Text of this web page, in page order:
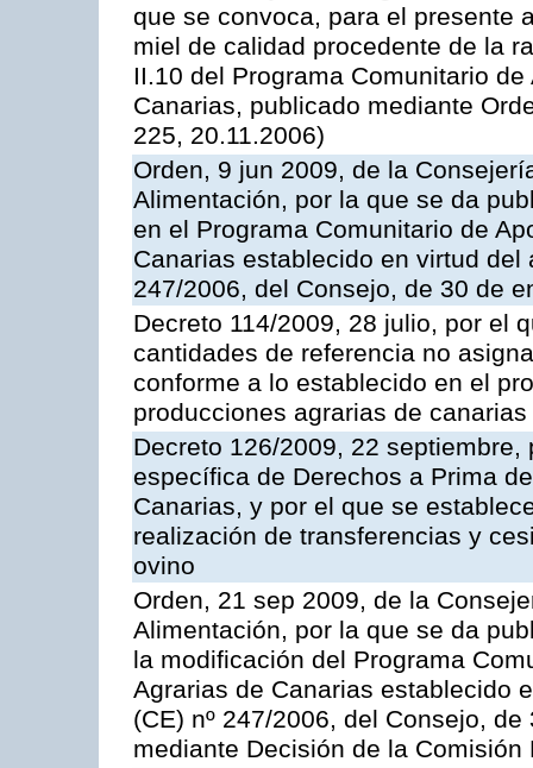
que se convoca, para el presente
miel de calidad procedente de la
II.10 del Programa Comunitario
Canarias, publicado mediante
225, 20.11.2006)
Orden, 9 jun 2009, de la
Alimentación, por la que se da
en el Programa Comunitario de
Canarias establecido en virtud
247/2006, del Consejo, de 30 de
Decreto 114/2009, 28 julio, por el
cantidades de referencia no
conforme a lo establecido en el
producciones agrarias de canarias
Decreto 126/2009, 22
específica de Derechos a Prima
Canarias, y por el que se
realización de transferencias y
ovino
Orden, 21 sep 2009, de la
Alimentación, por la que se da
la modificación del Programa
Agrarias de Canarias establecido
(CE) nº 247/2006, del Consejo,
mediante Decisión de la